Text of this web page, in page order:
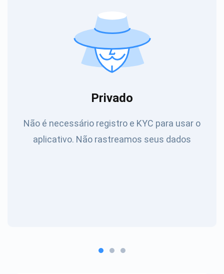
Privado
Não é necessário registro e KYC para usar o
aplicativo. Não rastreamos seus dados